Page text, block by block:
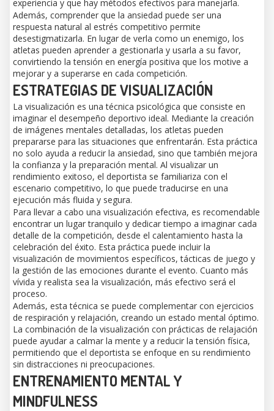
experiencia y que hay métodos efectivos para manejarla.
Además, comprender que la ansiedad puede ser una
respuesta natural al estrés competitivo permite
desestigmatizarla. En lugar de verla como un enemigo, los
atletas pueden aprender a gestionarla y usarla a su favor,
convirtiendo la tensión en energía positiva que los motive a
mejorar y a superarse en cada competición.
ESTRATEGIAS DE VISUALIZACIÓN
La visualización es una técnica psicológica que consiste en
imaginar el desempeño deportivo ideal. Mediante la creación
de imágenes mentales detalladas, los atletas pueden
prepararse para las situaciones que enfrentarán. Esta práctica
no solo ayuda a reducir la ansiedad, sino que también mejora
la confianza y la preparación mental. Al visualizar un
rendimiento exitoso, el deportista se familiariza con el
escenario competitivo, lo que puede traducirse en una
ejecución más fluida y segura.
Para llevar a cabo una visualización efectiva, es recomendable
encontrar un lugar tranquilo y dedicar tiempo a imaginar cada
detalle de la competición, desde el calentamiento hasta la
celebración del éxito. Esta práctica puede incluir la
visualización de movimientos específicos, tácticas de juego y
la gestión de las emociones durante el evento. Cuanto más
vívida y realista sea la visualización, más efectivo será el
proceso.
Además, esta técnica se puede complementar con ejercicios
de respiración y relajación, creando un estado mental óptimo.
La combinación de la visualización con prácticas de relajación
puede ayudar a calmar la mente y a reducir la tensión física,
permitiendo que el deportista se enfoque en su rendimiento
sin distracciones ni preocupaciones.
ENTRENAMIENTO MENTAL Y
MINDFULNESS